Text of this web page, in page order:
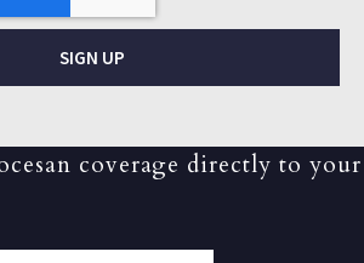
SIGN UP
coverage directly to your